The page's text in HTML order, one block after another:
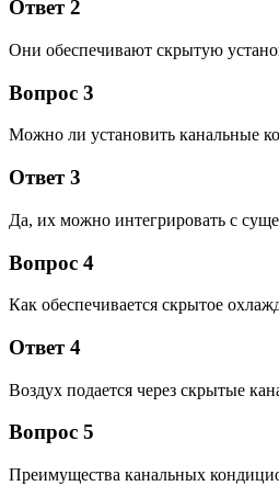
Ответ 2
Они обеспечивают скрытую
Вопрос 3
Можно ли установить канальные
Ответ 3
Да, их можно интегрировать с
Вопрос 4
Как обеспечивается скрытое
Ответ 4
Воздух подается через скрытые
Вопрос 5
Преимущества канальных